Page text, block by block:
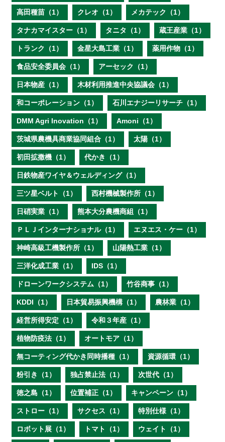
高田種苗（1） クレオ（1） メカテック（1）
タナカマイスター（1） タニタ（1） 蔵王産業（1）
トランク（1） 金星大島工業（1） 薬用作物（1）
食品安全委員会（1） アーセック（1）
日本物産（1） 木材利用推進中央協議会（1）
和コーポレーション（1） 石川エナジーリサーチ（1）
DMM Agri Inovation（1） Amoni（1）
茨城県農機具商業協同組合（1） 太陽（1）
初田拡撒機（1） 代かき（1）
日鉄物産ワイヤ＆ウェルディング（1）
三ツ星ベルト（1） 西村機械製作所（1）
日硝実業（1） 熊本大分農機商組（1）
ＰＬＪインターナショナル（1） エヌエス・ケー（1）
神崎高級工機製作所（1） 山陽熱工業（1）
三洋化成工業（1） IDS（1）
ドローンワークシステム（1） 竹谷商事（1）
KDDI（1） 日本貿易振興機構（1） 農林業（1）
経営所得安定（1） 令和３年産（1）
植物防疫法（1） オートモア（1）
無コーティング代かき同時播種（1） 資源循環（1）
粉引き（1） 独占禁止法（1） 次世代（1）
徳之島（1） 位置補正（1） キャンペーン（1）
ストロー（1） サクセス（1） 特別仕様（1）
ロボット展（1） トマト（1） ウェイト（1）